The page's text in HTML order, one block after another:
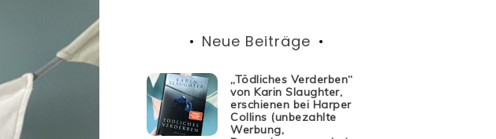
Neue Beiträge
„Tödliches Verderben“
von Karin Slaughter,
erschienen bei Harper
Collins (unbezahlte
Werbung,